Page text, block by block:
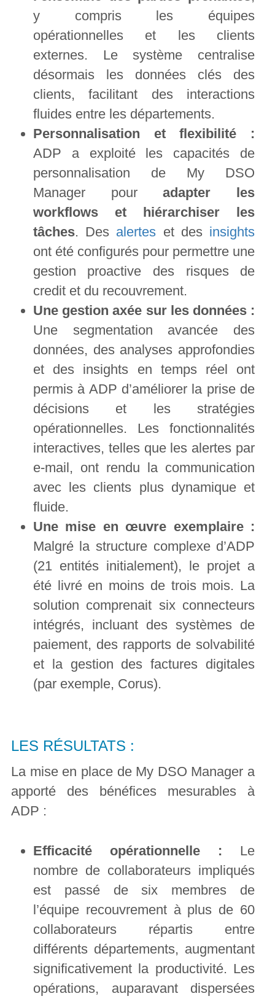
y compris les équipes
opérationnelles et les clients
externes. Le système centralise
désormais les données clés des
clients, facilitant des interactions
fluides entre les départements.
Personnalisation et flexibilité :
ADP a exploité les capacités de
personnalisation de My DSO
Manager pouradapter les
workflows et hiérarchiser les
tâches. Des alertes et des insights
ont été configurés pour permettre une
gestion proactive des risques de
credit et du recouvrement.
Une gestion axée sur les données :
Une segmentation avancée des
données, des analyses approfondies
et des insights en temps réel ont
permis à ADP d’améliorer la prise de
décisions et les stratégies
opérationnelles. Les fonctionnalités
interactives, telles que les alertes par
e-mail, ont rendu la communication
avec les clients plus dynamique et
fluide.
Une mise en œuvre exemplaire :
Malgré la structure complexe d’ADP
(21 entités initialement), le projet a
été livré en moins de trois mois. La
solution comprenait six connecteurs
intégrés, incluant des systèmes de
paiement, des rapports de solvabilité
et la gestion des factures digitales
(par exemple, Corus).
LES RÉSULTATS :
La mise en place de My DSO Manager a
apporté des bénéfices mesurables à
ADP :
Efficacité opérationnelle : Le
nombre de collaborateurs impliqués
est passé de six membres de
l’équipe recouvrement à plus de 60
collaborateurs répartis entre
différents départements, augmentant
significativement la productivité. Les
opérations, auparavant dispersées